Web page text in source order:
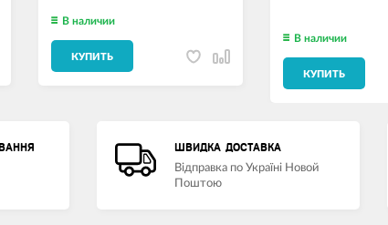
В наличии
КУПИТЬ
В наличии
КУПИТЬ
ШВИДКА ДОСТАВКА
Відправка по Україні Новой
Поштою